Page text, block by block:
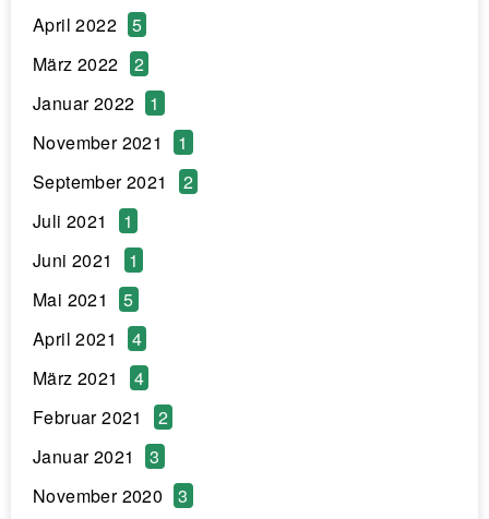
April 2022
5
März 2022
2
Januar 2022
1
November 2021
1
September 2021
2
Juli 2021
1
Juni 2021
1
Mai 2021
5
April 2021
4
März 2021
4
Februar 2021
2
Januar 2021
3
November 2020
3